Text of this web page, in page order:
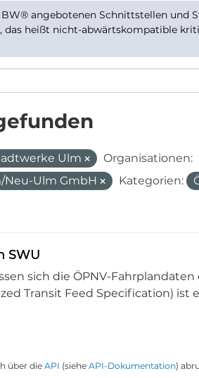
angebotenen Schnittstellen und
das heißt nicht-abwärtskompatible
Ulm
Organisationen:
Neu-Ulm GmbH
Kategorien:
SWU
sich die ÖPNV-
Transit Feed Specification)
über die API (siehe API-Dokumentation)